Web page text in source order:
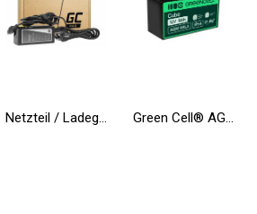
Netzteil / Ladegerät Green Cell PRO 20V 3.25A 65W für Lenovo B50-80 G50 G50-30 V130-15IKB V310-15IKB IdeaPad S500 ThinkPad S540 Green Cell® AGM Batterie 12V 9Ah Vlies Wartungsfrei Bleiakku für USV Backup Notstrom Alarm Telekomunikation Spielzeugauto